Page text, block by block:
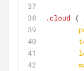
.cloud {